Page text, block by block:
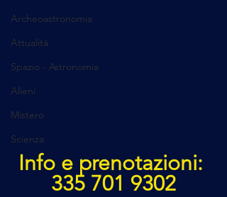
Archeoastronomia
Attualità
Spazio - Astronomia
Alieni
Mistero
Scienza
Info e prenotazioni:
335 701 9302